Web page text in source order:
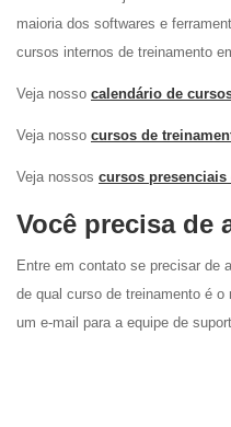
maioria dos softwares e
cursos internos de treinamento
Veja nosso calendário de
Veja nosso cursos de
Veja nossos cursos
Você precisa de
Entre em contato se precisar de
de qual curso de treinamento é
um e-mail para a equipe de